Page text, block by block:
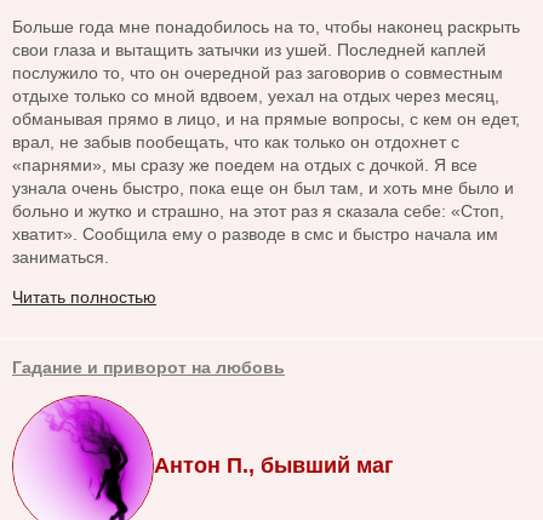
Больше года мне понадобилось на то, чтобы наконец раскрыть
свои глаза и вытащить затычки из ушей. Последней каплей
послужило то, что он очередной раз заговорив о совместным
отдыхе только со мной вдвоем, уехал на отдых через месяц,
обманывая прямо в лицо, и на прямые вопросы, с кем он едет,
врал, не забыв пообещать, что как только он отдохнет с
«парнями», мы сразу же поедем на отдых с дочкой. Я все
узнала очень быстро, пока еще он был там, и хоть мне было и
больно и жутко и страшно, на этот раз я сказала себе: «Стоп,
хватит». Сообщила ему о разводе в смс и быстро начала им
заниматься.
Читать полностью
Гадание и приворот на любовь
Антон П., бывший маг